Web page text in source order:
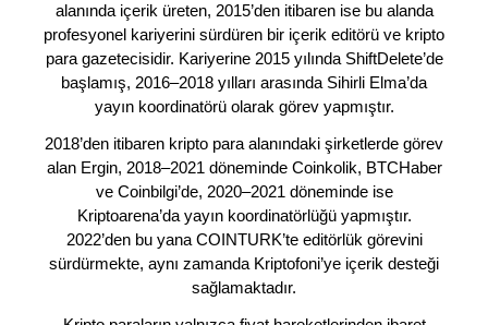
alanında içerik üreten, 2015’den itibaren ise bu alanda
profesyonel kariyerini sürdüren bir içerik editörü ve kripto
para gazetecisidir. Kariyerine 2015 yılında ShiftDelete’de
başlamış, 2016–2018 yılları arasında Sihirli Elma’da
yayın koordinatörü olarak görev yapmıştır.
2018’den itibaren kripto para alanındaki şirketlerde görev
alan Ergin, 2018–2021 döneminde Coinkolik, BTCHaber
ve Coinbilgi’de, 2020–2021 döneminde ise
Kriptoarena’da yayın koordinatörlüğü yapmıştır.
2022’den bu yana COINTURK’te editörlük görevini
sürdürmekte, aynı zamanda Kriptofoni’ye içerik desteği
sağlamaktadır.